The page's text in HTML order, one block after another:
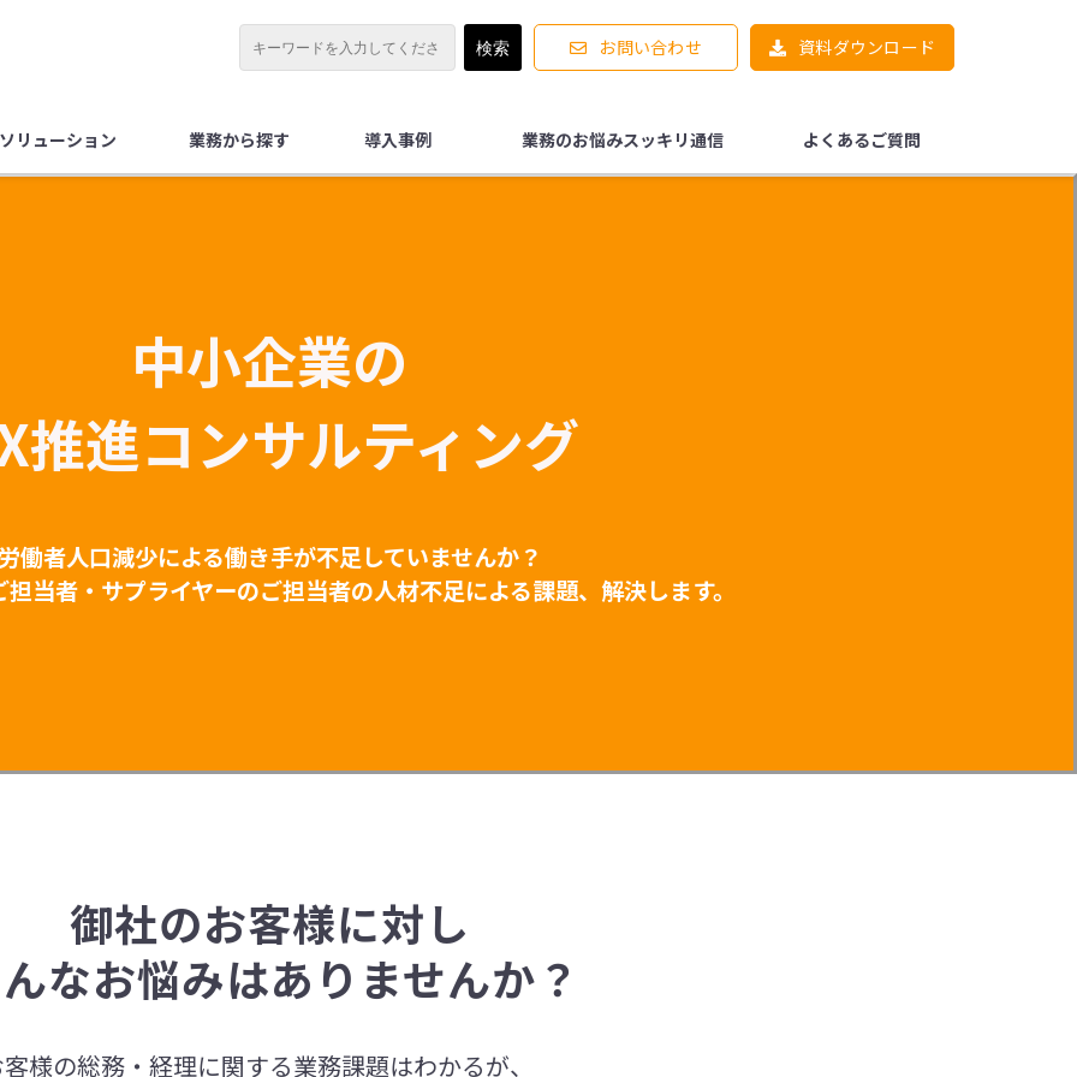
お問い合わせ 資料ダウンロード
リューション 業務から探す 導入事例 業務のお悩みスッキリ通信 よくあるご質問
中小企業の
推進コンサルティング
働者人口減少による働き手が不足していませんか？
当者・サプライヤーのご担当者の人材不足による課題、解決します。
御社のお客様に対し
なお悩みはありませんか？
様の総務・経理に関する業務課題はわかるが、